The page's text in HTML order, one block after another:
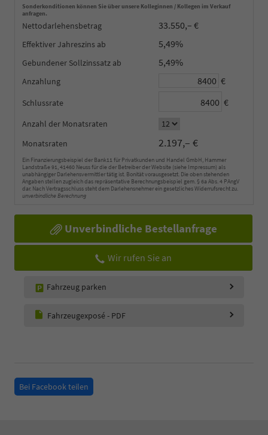
Sonderkonditionen können Sie über unsere Kolleginnen / Kollegen im Verkauf
anfragen.
Nettodarlehensbetrag 33.550,– €
Effektiver Jahreszins 5,49%
Gebundener Sollzinssatz 5,49%
Anzahlung €
Schlussrate €
Anzahl der Monatsraten
Monatsraten
2.197,– €
Ein Finanzierungsbeispiel der Bank11 für Privatkunden und Handel GmbH, Hammer
Landstraße 91, 41460 Neuss für die der Betreiber der Website (siehe Impressum) als
unabhängiger Darlehensvermittler tätig ist. Bonität vorausgesetzt. Die oben stehenden
Angaben stellen zugleich das repräsentative Berechnungsbeispiel gem. § 6a Abs. 4 PAngV
dar. Nach Vertragsschluss steht dem Darlehensnehmer ein gesetzliches Widerrufsrecht zu.
unverbindliche Berechnung
Unverbindliche Bestellanfrage
Wir rufen Sie an
Fahrzeug parken
Fahrzeugexposé - PDF
Bei Facebook teilen